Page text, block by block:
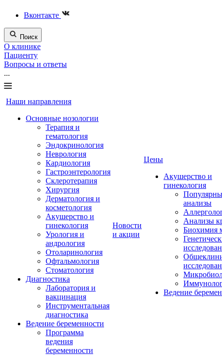
Вконтакте
Поиск
О клинике
Пациенту
Вопросы и ответы
...
Наши направления
Основные нозологии
Терапия и
гематология
Эндокринология
Неврология
Кардиология
Гастроэнтерология
Склеротерапия
Хирургия
Дерматология и
косметология
Акушерство и
гинекология
Урология и
андрология
Отоларинология
Офтальмология
Стоматология
Диагностика
Лаборатория и
вакцинация
Инструментальная
диагностика
Ведение беременности
Программа
ведения
беременности
Новости
и акции
Цены
Акушерство и
гинекология
анализы
Анализы
Биохимия
Ведение